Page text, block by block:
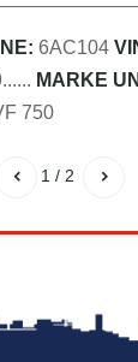
6AC104
MARKE
750
1 / 2